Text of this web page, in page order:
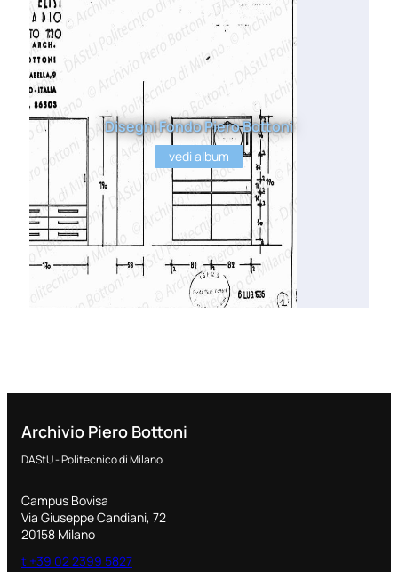
Disegni Fondo Piero Bottoni
vedi album
Archivio Piero Bottoni
DAStU - Politecnico di Milano
Campus Bovisa
Via Giuseppe Candiani, 72
20158 Milano
t +39 02 2399 5827